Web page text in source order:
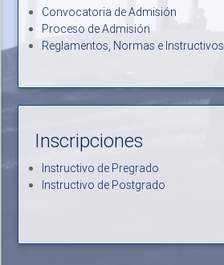
Convocatoria de Admisión
Proceso de Admisión
Reglamentos, Normas e Instructivos
Inscripciones
Instructivo de Pregrado
Instructivo de Postgrado